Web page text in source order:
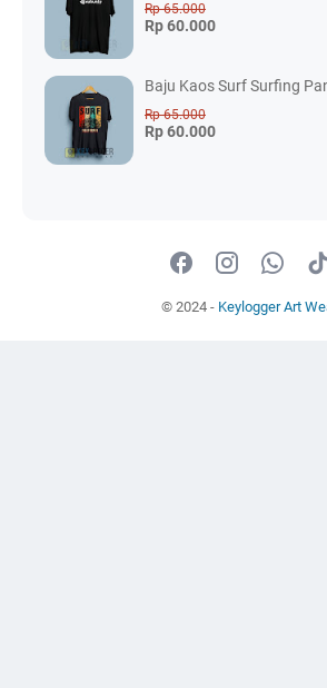
Rp 65.000
Rp 60.000
Baju Kaos Surf Surfing
Rp 65.000
Rp 60.000
© 2024 - Keylogger Art